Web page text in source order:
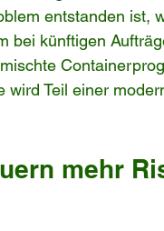
entstanden ist,
bei künftigen
wird Teil einer
mehr